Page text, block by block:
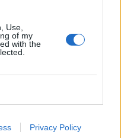
Use,
of my
with the
Privacy Policy